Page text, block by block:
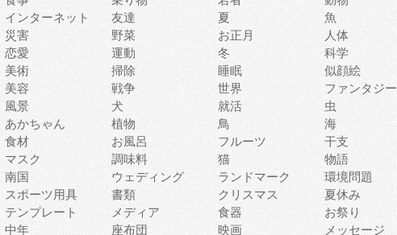
インターネット 友達 夏
魚
災害 野菜 お正月
人体
恋愛 運動 冬
科学
美術 掃除 睡眠
似顔絵
美容 戦争 世界
ファンタジー
風景 犬 就活
虫
あかちゃん 植物 鳥
海
食材 お風呂 フルーツ
干支
マスク 調味料 猫
物語
南国 ウェディング ランドマーク
環境問題
スポーツ用具 書類 クリスマス
夏休み
テンプレート メディア 食器
お祭り
中年 座布団 映画 メッセージ